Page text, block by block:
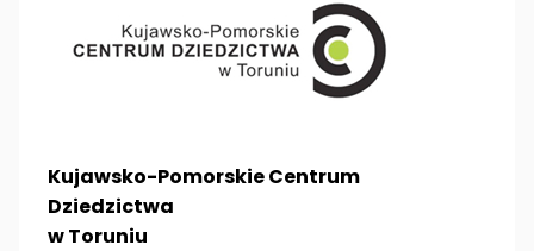
Kujawsko-Pomorskie Centrum
Dziedzictwa
w Toruniu